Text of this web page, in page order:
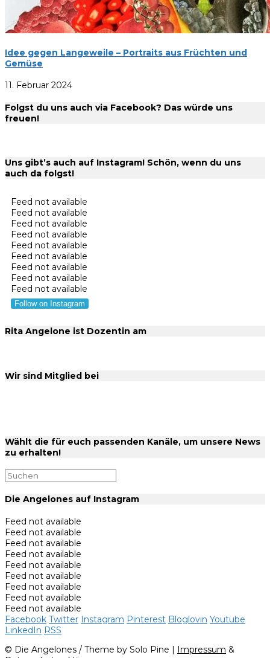
Idee gegen Langeweile – Portraits aus Früchten und
Gemüse
11. Februar 2024
Folgst du uns auch via Facebook? Das würde uns
freuen!
Uns gibt’s auch auf Instagram! Schön, wenn du uns
auch da folgst!
Feed not available
Feed not available
Feed not available
Feed not available
Feed not available
Feed not available
Feed not available
Feed not available
Feed not available
Follow on Instagram
Rita Angelone ist Dozentin am
Wir sind Mitglied bei
Wählt die für euch passenden Kanäle, um unsere News
zu erhalten!
Die Angelones auf Instagram
Feed not available
Feed not available
Feed not available
Feed not available
Feed not available
Feed not available
Feed not available
Feed not available
Feed not available
Facebook Twitter Instagram Pinterest Bloglovin Youtube
LinkedIn RSS
© Die Angelones / Theme by Solo Pine | Impressum &